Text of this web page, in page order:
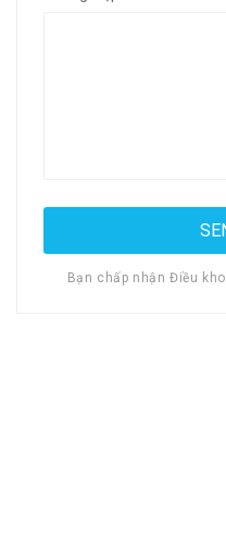
Bạn chấp nhận Điều